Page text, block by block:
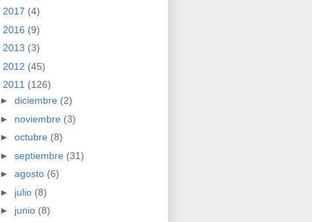
2017 (4)
2016 (9)
2013 (3)
2012 (45)
2011 (126)
► diciembre (2)
► noviembre (3)
► octubre (8)
► septiembre (31)
► agosto (6)
► julio (8)
► junio (8)